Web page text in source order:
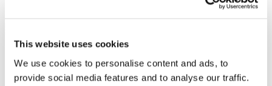
This website uses cookies
We use cookies to personalise content and ads, to
provide social media features and to analyse our traffic.
Nombre* Correo electrónico*